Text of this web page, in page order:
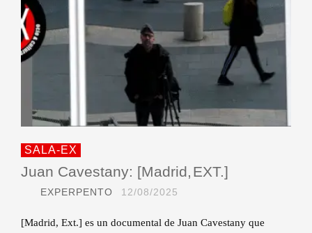
SALA-EX
Juan Cavestany: [Madrid, EXT.]
EXPERPENTO 12/08/2025
[Madrid, Ext.] es un documental de Juan Cavestany que